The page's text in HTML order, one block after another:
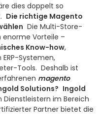
dies doppelt so
Die richtige Magento
Die Multi-Store-
enorme Vorteile –
Know-how,
Systemen,
Tools. Deshalb ist
magento
Solutions? Ingold
im Bereich
Partner bietet die